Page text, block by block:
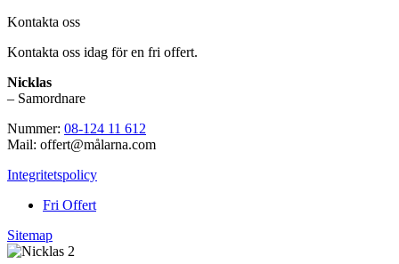
Kontakta oss
Kontakta oss idag för en fri offert.
Nicklas
– Samordnare
Nummer: 08-124 11 612
Mail: offert@målarna.com
Integritetspolicy
Fri Offert
Sitemap